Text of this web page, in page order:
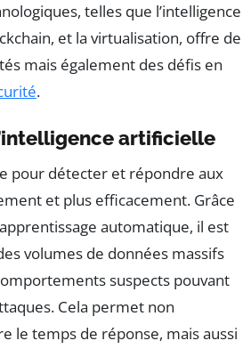
telles que l’intelligence
et la virtualisation, offre de
mais également des défis en
.
artificielle
pour détecter et répondre aux
et plus efficacement. Grâce
automatique, il est
volumes de données massifs
suspects pouvant
Cela permet non
le temps de réponse, mais aussi